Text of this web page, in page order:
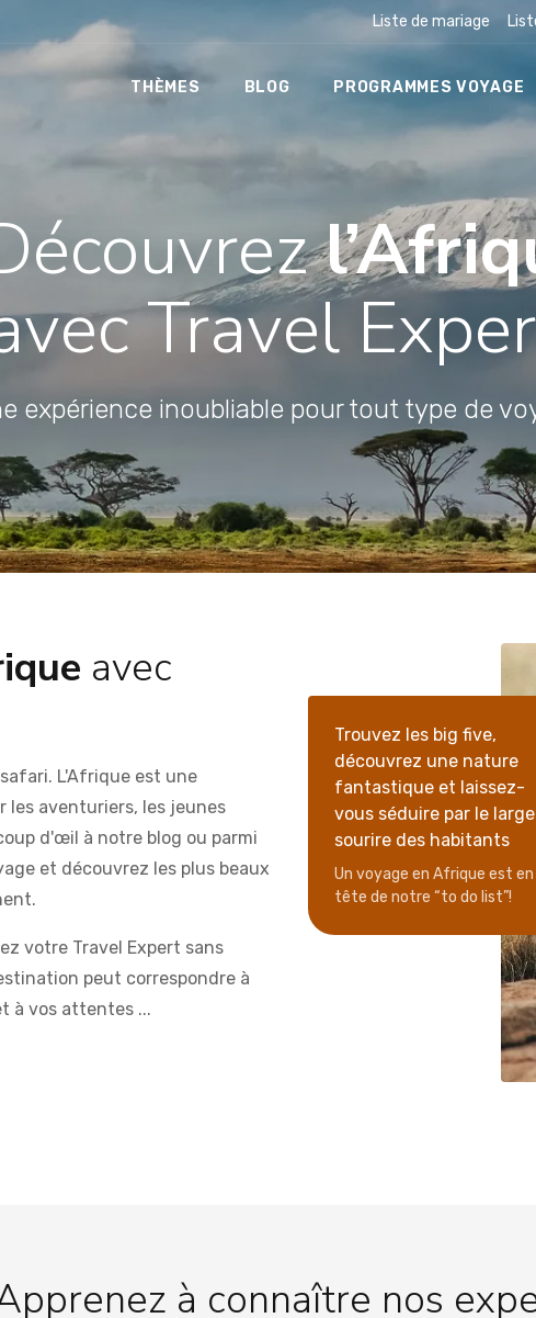
THÈMES BLOG PROGRAMMES VOYAGE
Liste de mariage
Travel
expérience inoubliable pour tout type de
avec
L'Afrique est une
les aventuriers, les jeunes
d'œil à notre blog ou parmi
et découvrez les plus beaux
votre Travel Expert sans
peut correspondre à
à vos attentes ...
Trouvez les big five,
découvrez une nature
fantastique et laissez-
vous séduire par le large
sourire des habitants
Un voyage en Afrique est en
tête de notre “to do list”!
à connaître nos